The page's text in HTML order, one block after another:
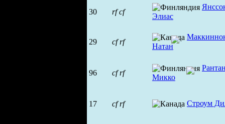
30 rf cf
Элиас
29 cf rf
Натан
96 cf rf
Микко
17 cf rf Строум